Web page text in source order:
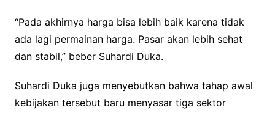
“Pada akhirnya harga bisa lebih baik karena tidak
ada lagi permainan harga. Pasar akan lebih sehat
dan stabil,” beber Suhardi Duka.
Suhardi Duka juga menyebutkan bahwa tahap awal
kebijakan tersebut baru menyasar tiga sektor